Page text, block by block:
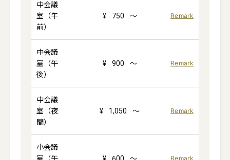
中会議
室（午
前）
¥ 750 ～ Remark
中会議
室（午
後）
¥ 900 ～ Remark
中会議
室（夜
間）
¥ 1,050 ～ Remark
小会議
Remark